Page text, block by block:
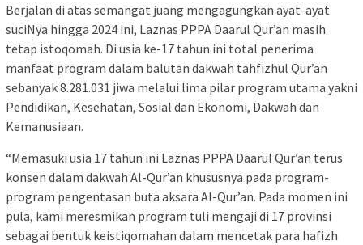
Berjalan di atas semangat juang mengagungkan ayat-ayat
suciNya hingga 2024 ini, Laznas PPPA Daarul Qur’an masih
tetap istoqomah. Di usia ke-17 tahun ini total penerima
manfaat program dalam balutan dakwah tahfizhul Qur’an
sebanyak 8.281.031 jiwa melalui lima pilar program utama yakni
Pendidikan, Kesehatan, Sosial dan Ekonomi, Dakwah dan
Kemanusiaan.
“Memasuki usia 17 tahun ini Laznas PPPA Daarul Qur’an terus
konsen dalam dakwah Al-Qur’an khususnya pada program-
program pengentasan buta aksara Al-Qur’an. Pada momen ini
pula, kami meresmikan program tuli mengaji di 17 provinsi
sebagai bentuk keistiqomahan dalam mencetak para hafizh